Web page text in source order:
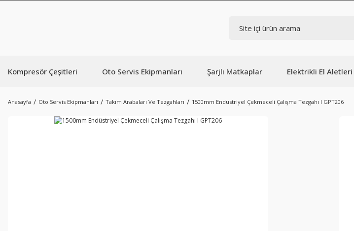
Kompresör Çeşitleri Oto Servis Ekipmanları Şarjlı Matkaplar Elektrikli El Aletleri
Anasayfa Oto Servis Ekipmanları Takım Arabaları Ve Tezgahları 1500mm Endüstriyel Çekmeceli Çalışma Tezgahı I GPT206